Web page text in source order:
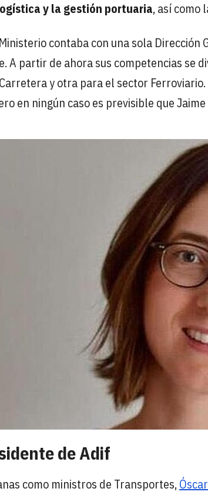
y la gestión portuaria, así como
contaba con una sola
A partir de ahora sus competencias se
y otra para el sector
en ningún caso es previsible que
de Adif
como ministros de Transportes,